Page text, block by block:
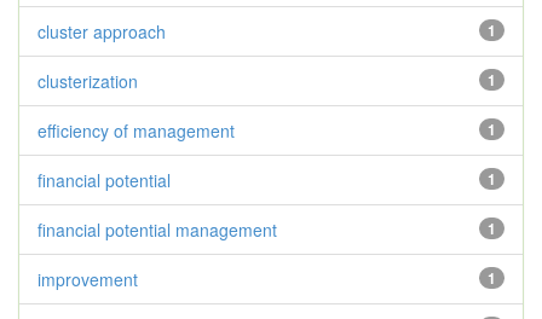
1
cluster approach
1
clusterization
1
efficiency of management
1
financial potential
1
financial potential management
1
improvement